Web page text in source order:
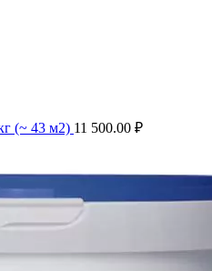
(~ 43 м2) 11 500.00 ₽